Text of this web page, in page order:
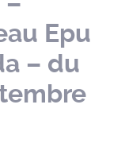
Epu
– du